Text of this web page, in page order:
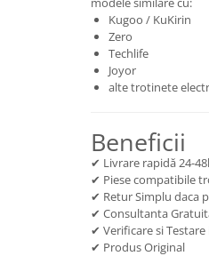
Kugoo / KuKirin
Zero
Techlife
Joyor
alte trotinete
Beneficii
✔ Livrare rapidă 24-
✔ Piese compatibile
✔ Retur Simplu daca
✔ Consultanta
✔ Verificare si
✔ Produs Original